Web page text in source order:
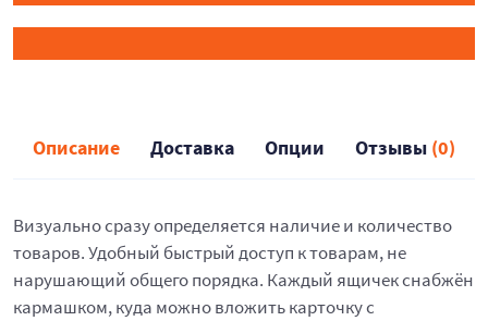
Описание Доставка Опции Отзывы (0)
Визуально сразу определяется наличие и количество
товаров. Удобный быстрый доступ к товарам, не
нарушающий общего порядка. Каждый ящичек снабжён
кармашком, куда можно вложить карточку с